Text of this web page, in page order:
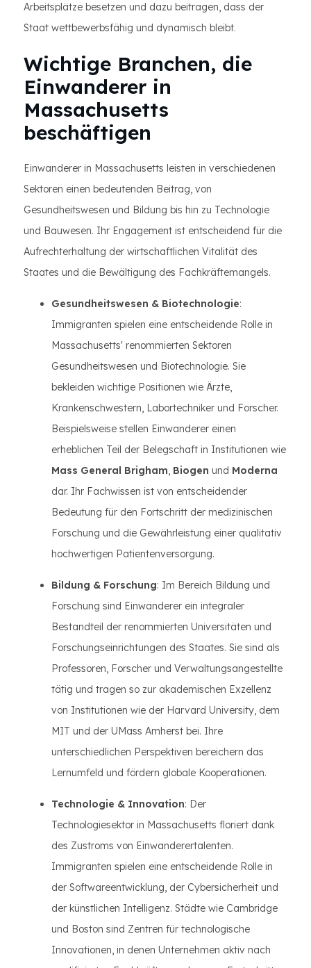
Arbeitsplätze besetzen und dazu beitragen, dass der
Staat wettbewerbsfähig und dynamisch bleibt.
Wichtige Branchen, die
Einwanderer in
Massachusetts
beschäftigen
Einwanderer in Massachusetts leisten in verschiedenen
Sektoren einen bedeutenden Beitrag, von
Gesundheitswesen und Bildung bis hin zu Technologie
und Bauwesen. Ihr Engagement ist entscheidend für die
Aufrechterhaltung der wirtschaftlichen Vitalität des
Staates und die Bewältigung des Fachkräftemangels.
Gesundheitswesen & Biotechnologie:
Immigranten spielen eine entscheidende Rolle in
Massachusetts' renommierten Sektoren
Gesundheitswesen und Biotechnologie. Sie
bekleiden wichtige Positionen wie Ärzte,
Krankenschwestern, Labortechniker und Forscher.
Beispielsweise stellen Einwanderer einen
erheblichen Teil der Belegschaft in Institutionen wie
Mass General Brigham, Biogen und Moderna
dar. Ihr Fachwissen ist von entscheidender
Bedeutung für den Fortschritt der medizinischen
Forschung und die Gewährleistung einer qualitativ
hochwertigen Patientenversorgung.
Bildung & Forschung: Im Bereich Bildung und
Forschung sind Einwanderer ein integraler
Bestandteil der renommierten Universitäten und
Forschungseinrichtungen des Staates. Sie sind als
Professoren, Forscher und Verwaltungsangestellte
tätig und tragen so zur akademischen Exzellenz
von Institutionen wie der Harvard University, dem
MIT und der UMass Amherst bei. Ihre
unterschiedlichen Perspektiven bereichern das
Lernumfeld und fördern globale Kooperationen.
Technologie & Innovation: Der
Technologiesektor in Massachusetts floriert dank
des Zustroms von Einwanderertalenten.
Immigranten spielen eine entscheidende Rolle in
der Softwareentwicklung, der Cybersicherheit und
der künstlichen Intelligenz. Städte wie Cambridge
und Boston sind Zentren für technologische
Innovationen, in denen Unternehmen aktiv nach